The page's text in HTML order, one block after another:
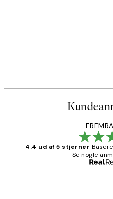
4.4 ud af 5 stjerner
Se nogle